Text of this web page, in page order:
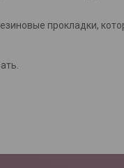
прокладки,